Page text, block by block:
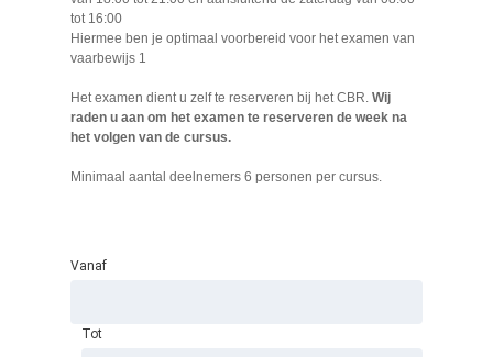
tot 16:00
Hiermee ben je optimaal voorbereid voor het examen van
vaarbewijs 1
Het examen dient u zelf te reserveren bij het CBR. Wij
raden u aan om het examen te reserveren de week na
het volgen van de cursus.
Minimaal aantal deelnemers 6 personen per cursus.
Vanaf
Tot